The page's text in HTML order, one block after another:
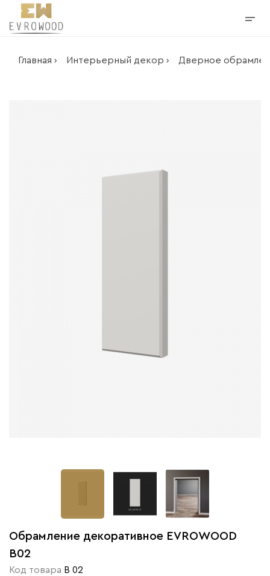
Главная › Интерьерный декор › Дверное
Обрамление декоративное EVROWOOD
B02
Код товара B 02